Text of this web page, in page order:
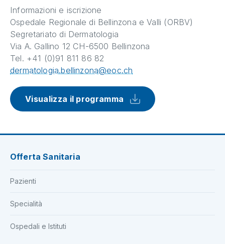
Informazioni e iscrizione
Ospedale Regionale di Bellinzona e Valli (ORBV)
Segretariato di Dermatologia
Via A. Gallino 12 CH-6500 Bellinzona
Tel. +41 (0)91 811 86 82
dermatologia.bellinzona@eoc.ch
Visualizza il programma
Offerta Sanitaria
Pazienti
Specialità
Ospedali e Istituti